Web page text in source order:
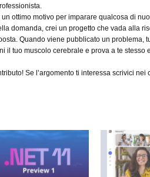
ottimo motivo per imparare qualcosa di
domanda, crei un progetto che vada alla
Quando viene pubblicato un problema,
il tuo muscolo cerebrale e prova a te stesso
Se l’argomento ti interessa scrivici nei